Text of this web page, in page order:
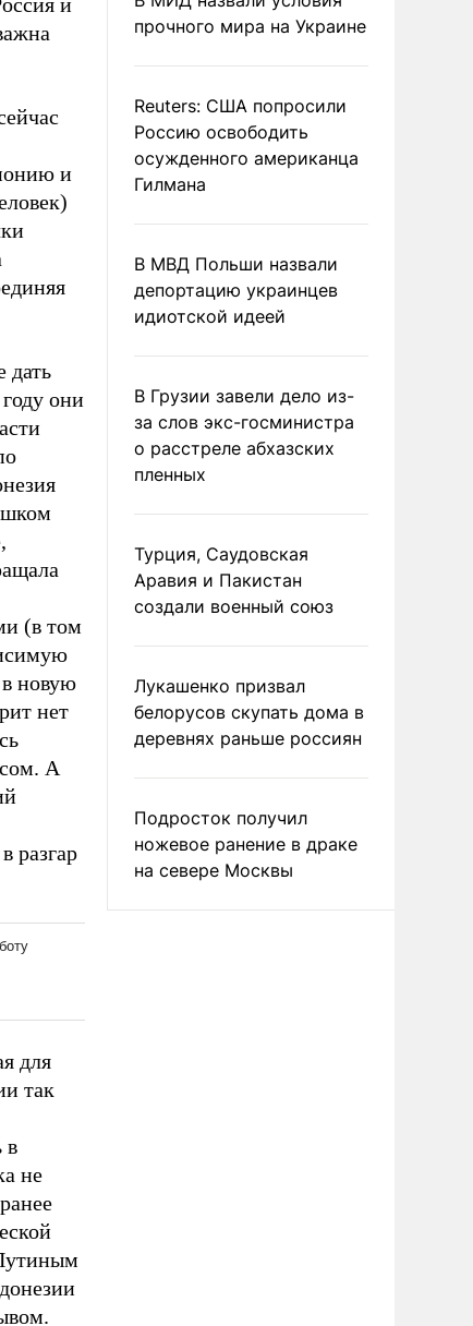
и
дать
они
(в том
новую
нет
А
разгар
для
так
в
не
прочного мира на Украине
Reuters: США попросили
Россию освободить
осужденного американца
Гилмана
В МВД Польши назвали
депортацию украинцев
идиотской идеей
В Грузии завели дело из-
за слов экс-госминистра
о расстреле абхазских
пленных
Турция, Саудовская
Аравия и Пакистан
создали военный союз
Лукашенко призвал
белорусов скупать дома в
деревнях раньше россиян
Подросток получил
ножевое ранение в драке
на севере Москвы